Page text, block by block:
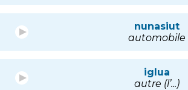
nunasiut
automobile
iglua
autre (l’...)